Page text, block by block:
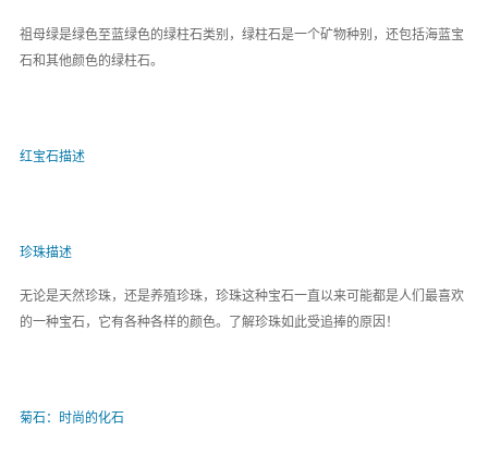
祖母绿是绿色至蓝绿色的绿柱石类别，绿柱石是一个矿物种别，还包括海蓝宝
石和其他颜色的绿柱石。
红宝石描述
珍珠描述
无论是天然珍珠，还是养殖珍珠，珍珠这种宝石一直以来可能都是人们最喜欢
的一种宝石，它有各种各样的颜色。了解珍珠如此受追捧的原因！
菊石：时尚的化石